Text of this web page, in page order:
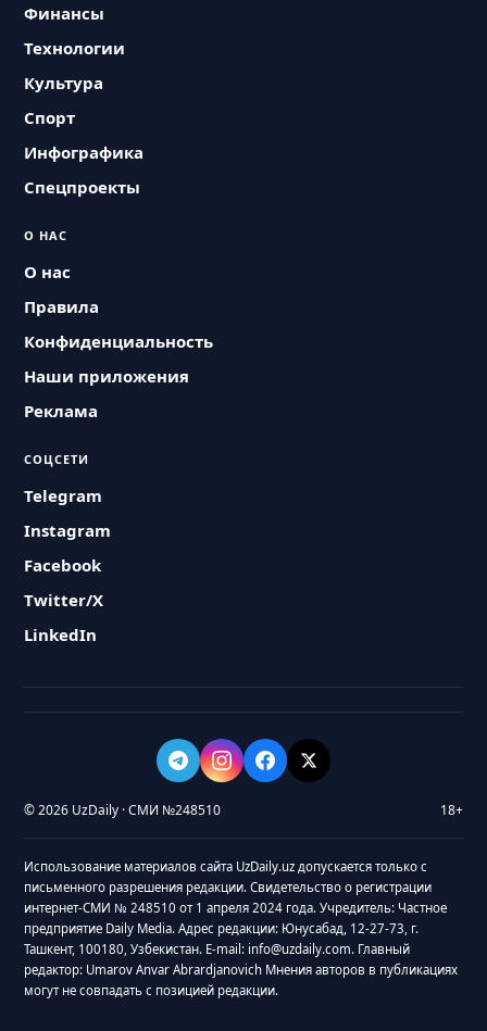
Финансы
Технологии
Культура
Спорт
Инфографика
Спецпроекты
О НАС
О нас
Правила
Конфиденциальность
Наши приложения
Реклама
СОЦСЕТИ
Telegram
Instagram
Facebook
Twitter/X
LinkedIn
© 2026 UzDaily · СМИ №248510 18+
Использование материалов сайта UzDaily.uz допускается только с
письменного разрешения редакции. Свидетельство о регистрации
интернет-СМИ № 248510 от 1 апреля 2024 года. Учредитель: Частное
предприятие Daily Media. Адрес редакции: Юнусабад, 12-27-73, г.
Ташкент, 100180, Узбекистан. E-mail: info@uzdaily.com. Главный
редактор: Umarov Anvar Abrardjanovich Мнения авторов в публикациях
могут не совпадать с позицией редакции.